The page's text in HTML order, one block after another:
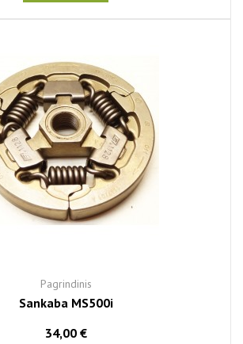
Pagrindinis
Sankaba MS500i
34,00 €